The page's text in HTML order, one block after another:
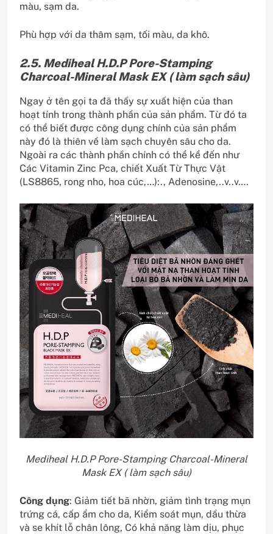
màu, sạm da.
Phù hợp với da thâm sạm, tối màu, da khô.
2.5. Mediheal H.D.P Pore-Stamping
Charcoal-Mineral Mask EX ( làm sạch sâu)
Ngay ở tên gọi ta đã thấy sự xuất hiện của than
hoạt tính trong thành phần của sản phẩm. Từ đó ta
có thể biết được công dụng chính của sản phẩm
này đó là thiên về làm sạch chuyên sâu cho da.
Ngoài ra các thành phần chính có thể kể đến như
Các Vitamin Zinc Pca, chiết Xuất Từ Thực Vật
(LS8865, rong nho, hoa cúc,…):., Adenosine,..v..v….
Mediheal H.D.P Pore-Stamping Charcoal-Mineral
Mask EX ( làm sạch sâu)
Công dụng: Giảm tiết bã nhờn, giảm tình trạng mụn
trứng cá, cấp ẩm cho da, Kiểm soát mụn, dầu thừa
và se khít lỗ chân lông, Có khả năng làm dịu, phục